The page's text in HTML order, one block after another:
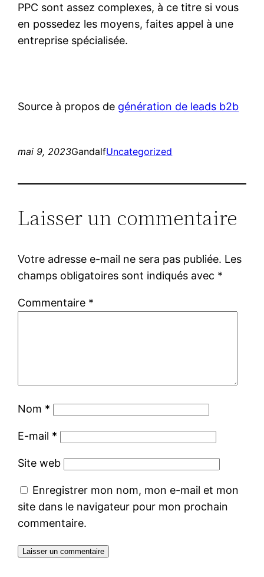
PPC sont assez complexes, à ce titre si vous
en possedez les moyens, faites appel à une
entreprise spécialisée.
Source à propos de génération de leads b2b
mai 9, 2023GandalfUncategorized
Laisser un commentaire
Votre adresse e-mail ne sera pas publiée. Les
champs obligatoires sont indiqués avec *
Commentaire *
Nom *
E-mail *
Site web
Enregistrer mon nom, mon e-mail et mon
site dans le navigateur pour mon prochain
commentaire.